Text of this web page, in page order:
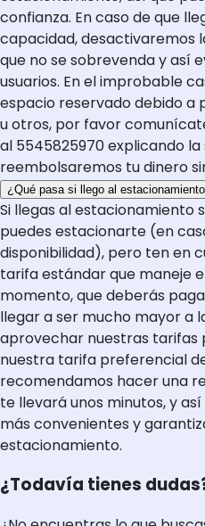
confianza. En caso de que
capacidad, desactivaremos
que no se sobrevenda y así
usuarios. En el improbable
espacio reservado debido a
u otros, por favor
al 5545825970 explicando
reembolsaremos tu dinero
¿Qué pasa si llego al
Si llegas al estacionamiento
puedes estacionarte (en
disponibilidad), pero ten en
tarifa estándar que maneje
momento, que deberás
llegar a ser mucho mayor a
aprovechar nuestras tarifas
nuestra tarifa preferencial
recomendamos hacer una
te llevará unos minutos, y
más convenientes y
estacionamiento.
¿Todavía tienes